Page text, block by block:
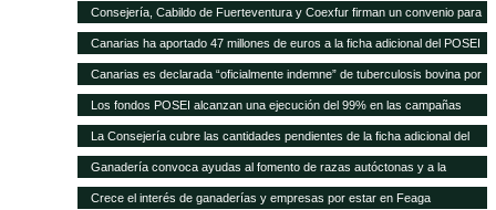
participó ayer en Madrid en la Conferencia Sectorial de Agricultura y
Desarrollo Rural
la isla para aumentar la producción de forraje para el ganado El consejero
de Agricultura, Ganadería, Pesca y Aguas, Narvay Quintero, explicó que
este plan quiere dar estabilidad a los ganaderos y una mejor alimentación
a la cabaña existente
Consejería, Cabildo de Fuerteventura y Coexfur firman un convenio para
poner en marcha el Plan Forrajero con un presupuesto de 600.000 euros
El consejero de Agricultura, Ganadería, Pesca y Aguas, Narvay Quintero,
explicó que este plan permitirá a los ganaderos de la isla depender menos
de la importación de insumos
Canarias ha aportado 47 millones de euros a la ficha adicional del POSEI
Quintero analiza con el Ministerio la mejor forma de abono de la campaña
2011, después de que se pague la cantidad relativa a 2015
Canarias es declarada “oficialmente indemne” de tuberculosis bovina por
la UE El consejero, Narvay Quintero, y el director de Ganadería, David de
Vera, informaron hoy en rueda de prensa de las actuaciones
desarrolladas por este departamento para alcanzar este logro
Los fondos POSEI alcanzan una ejecución del 99% en las campañas
2014 y 2015 Quintero destaca en el Parlamento que la Consejería de
Agricultura del Gobierno de Canarias ha recibido felicitaciones por parte
de la UE por estas cifras y la positiva repercusión del programa en el
sector primario canario
La Consejería cubre las cantidades pendientes de la ficha adicional del
POSEI de 2014 tras incrementar la dotación presupuestaria propia El
consejero de Agricultura, Ganadería, Pesca y Aguas, Narvay Quintero,
espera que las transferencias acordadas con el Estado se cumplan para
Ganadería convoca ayudas al fomento de razas autóctonas y a la
producción y comercialización de productos de la apicultura
Crece el interés de ganaderías y empresas por estar en Feaga